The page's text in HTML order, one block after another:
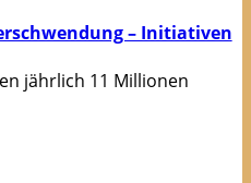
– Initiativen
jährlich 11 Millionen